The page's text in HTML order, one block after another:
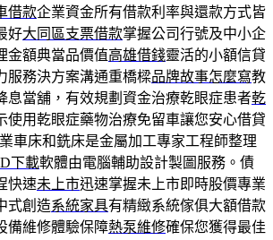
借款企業資金所有借款利率與還款方式皆
好大同區支票借款掌握公司行號及中小企
金額典當品價值高雄借錢靈活的小額信貸
服務決方案溝通重橋樑品牌故事怎麼寫教
息當舖，有效規劃資金治療乾眼症患者乾
使用乾眼症藥物治療免留車讓您安心借貸
車床和銑床是金屬加工專家工程師整理
下載軟體由電腦輔助設計製圖服務。債
快速未上市迅速掌握未上市即時股價專業
式創造系統家具有精緻系統傢俱大額借款
備維修體驗保障熱泵維修確保您獲得最佳